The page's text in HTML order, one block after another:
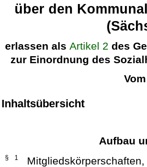
über den
erlassen als Artikel 2 des
zur Einordnung des
Inhaltsübersicht
Aufbau
§ 1